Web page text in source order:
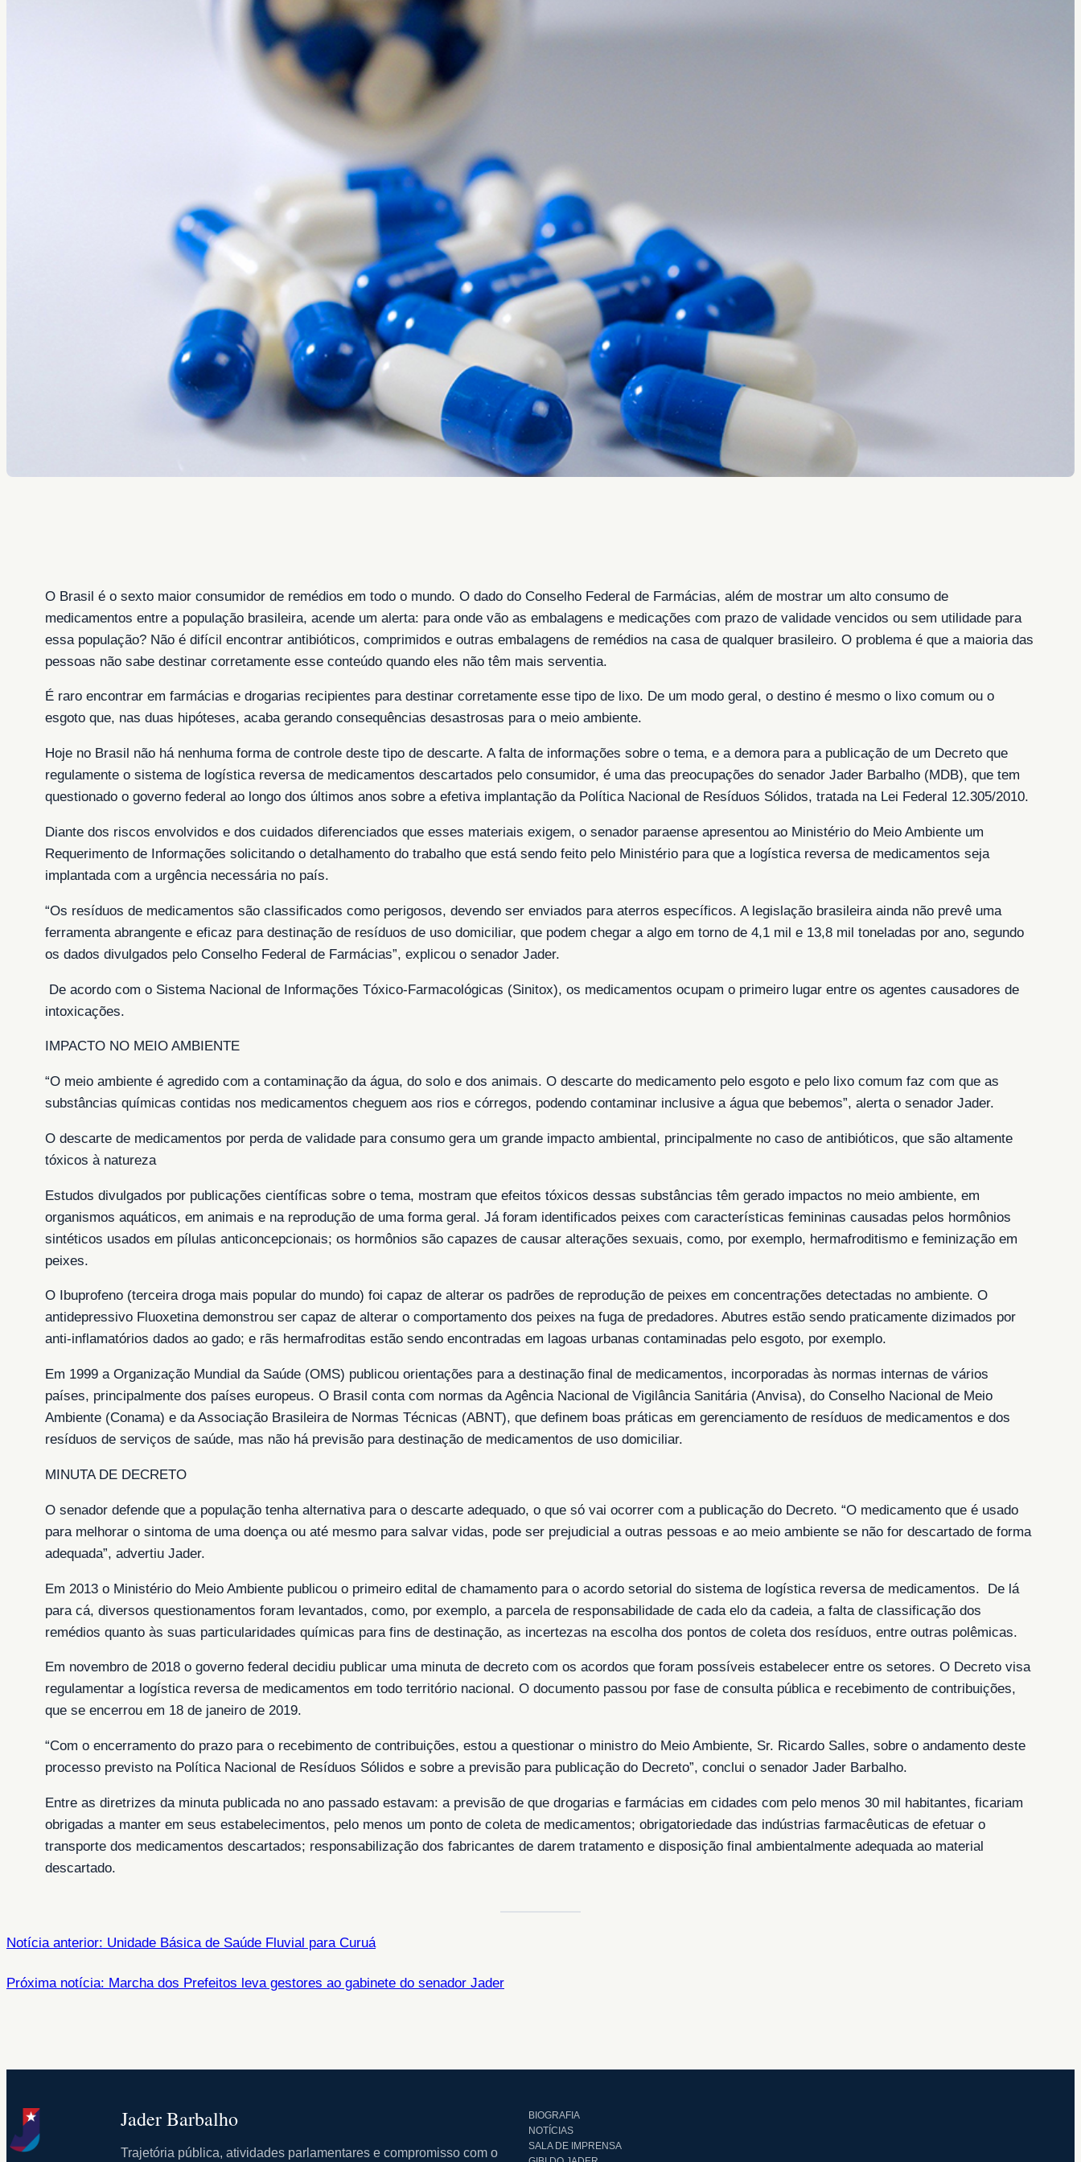
O Brasil é o sexto maior consumidor de remédios em todo o mundo. O dado do Conselho Federal de Farmácias, além de mostrar um alto consumo de
medicamentos entre a população brasileira, acende um alerta: para onde vão as embalagens e medicações com prazo de validade vencidos ou sem utilidade para
essa população? Não é difícil encontrar antibióticos, comprimidos e outras embalagens de remédios na casa de qualquer brasileiro. O problema é que a maioria das
pessoas não sabe destinar corretamente esse conteúdo quando eles não têm mais serventia.
É raro encontrar em farmácias e drogarias recipientes para destinar corretamente esse tipo de lixo. De um modo geral, o destino é mesmo o lixo comum ou o
esgoto que, nas duas hipóteses, acaba gerando consequências desastrosas para o meio ambiente.
Hoje no Brasil não há nenhuma forma de controle deste tipo de descarte. A falta de informações sobre o tema, e a demora para a publicação de um Decreto que
regulamente o sistema de logística reversa de medicamentos descartados pelo consumidor, é uma das preocupações do senador Jader Barbalho (MDB), que tem
questionado o governo federal ao longo dos últimos anos sobre a efetiva implantação da Política Nacional de Resíduos Sólidos, tratada na Lei Federal 12.305/2010.
Diante dos riscos envolvidos e dos cuidados diferenciados que esses materiais exigem, o senador paraense apresentou ao Ministério do Meio Ambiente um
Requerimento de Informações solicitando o detalhamento do trabalho que está sendo feito pelo Ministério para que a logística reversa de medicamentos seja
implantada com a urgência necessária no país.
“Os resíduos de medicamentos são classificados como perigosos, devendo ser enviados para aterros específicos. A legislação brasileira ainda não prevê uma
ferramenta abrangente e eficaz para destinação de resíduos de uso domiciliar, que podem chegar a algo em torno de 4,1 mil e 13,8 mil toneladas por ano, segundo
os dados divulgados pelo Conselho Federal de Farmácias”, explicou o senador Jader.
De acordo com o Sistema Nacional de Informações Tóxico-Farmacológicas (Sinitox), os medicamentos ocupam o primeiro lugar entre os agentes causadores de
intoxicações.
IMPACTO NO MEIO AMBIENTE
“O meio ambiente é agredido com a contaminação da água, do solo e dos animais. O descarte do medicamento pelo esgoto e pelo lixo comum faz com que as
substâncias químicas contidas nos medicamentos cheguem aos rios e córregos, podendo contaminar inclusive a água que bebemos”, alerta o senador Jader.
O descarte de medicamentos por perda de validade para consumo gera um grande impacto ambiental, principalmente no caso de antibióticos, que são altamente
tóxicos à natureza
Estudos divulgados por publicações científicas sobre o tema, mostram que efeitos tóxicos dessas substâncias têm gerado impactos no meio ambiente, em
organismos aquáticos, em animais e na reprodução de uma forma geral. Já foram identificados peixes com características femininas causadas pelos hormônios
sintéticos usados em pílulas anticoncepcionais; os hormônios são capazes de causar alterações sexuais, como, por exemplo, hermafroditismo e feminização em
peixes.
O Ibuprofeno (terceira droga mais popular do mundo) foi capaz de alterar os padrões de reprodução de peixes em concentrações detectadas no ambiente. O
antidepressivo Fluoxetina demonstrou ser capaz de alterar o comportamento dos peixes na fuga de predadores. Abutres estão sendo praticamente dizimados por
anti-inflamatórios dados ao gado; e rãs hermafroditas estão sendo encontradas em lagoas urbanas contaminadas pelo esgoto, por exemplo.
Em 1999 a Organização Mundial da Saúde (OMS) publicou orientações para a destinação final de medicamentos, incorporadas às normas internas de vários
países, principalmente dos países europeus. O Brasil conta com normas da Agência Nacional de Vigilância Sanitária (Anvisa), do Conselho Nacional de Meio
Ambiente (Conama) e da Associação Brasileira de Normas Técnicas (ABNT), que definem boas práticas em gerenciamento de resíduos de medicamentos e dos
resíduos de serviços de saúde, mas não há previsão para destinação de medicamentos de uso domiciliar.
MINUTA DE DECRETO
O senador defende que a população tenha alternativa para o descarte adequado, o que só vai ocorrer com a publicação do Decreto. “O medicamento que é usado
para melhorar o sintoma de uma doença ou até mesmo para salvar vidas, pode ser prejudicial a outras pessoas e ao meio ambiente se não for descartado de forma
adequada”, advertiu Jader.
Em 2013 o Ministério do Meio Ambiente publicou o primeiro edital de chamamento para o acordo setorial do sistema de logística reversa de medicamentos. De lá
para cá, diversos questionamentos foram levantados, como, por exemplo, a parcela de responsabilidade de cada elo da cadeia, a falta de classificação dos
remédios quanto às suas particularidades químicas para fins de destinação, as incertezas na escolha dos pontos de coleta dos resíduos, entre outras polêmicas.
Em novembro de 2018 o governo federal decidiu publicar uma minuta de decreto com os acordos que foram possíveis estabelecer entre os setores. O Decreto visa
regulamentar a logística reversa de medicamentos em todo território nacional. O documento passou por fase de consulta pública e recebimento de contribuições,
que se encerrou em 18 de janeiro de 2019.
“Com o encerramento do prazo para o recebimento de contribuições, estou a questionar o ministro do Meio Ambiente, Sr. Ricardo Salles, sobre o andamento deste
processo previsto na Política Nacional de Resíduos Sólidos e sobre a previsão para publicação do Decreto”, conclui o senador Jader Barbalho.
Entre as diretrizes da minuta publicada no ano passado estavam: a previsão de que drogarias e farmácias em cidades com pelo menos 30 mil habitantes, ficariam
obrigadas a manter em seus estabelecimentos, pelo menos um ponto de coleta de medicamentos; obrigatoriedade das indústrias farmacêuticas de efetuar o
transporte dos medicamentos descartados; responsabilização dos fabricantes de darem tratamento e disposição final ambientalmente adequada ao material
descartado.
Notícia anterior: Unidade Básica de Saúde Fluvial para Curuá
Próxima notícia: Marcha dos Prefeitos leva gestores ao gabinete do senador Jader
Jader Barbalho
Trajetória pública, atividades parlamentares e compromisso com o
BIOGRAFIA
NOTÍCIAS
SALA DE IMPRENSA